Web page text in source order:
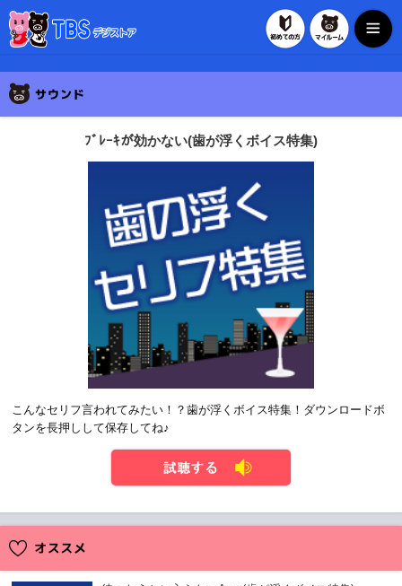
初めての方マイルー
ﾌﾞﾚｰｷが効かない(歯が浮くボイス特集)
こんなセリフ言われてみたい！？歯が浮くボイス特集！ダウンロードボ
タンを長押しして保存してね♪